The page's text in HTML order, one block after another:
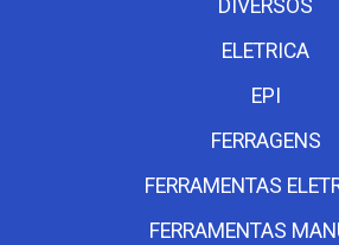
DIVERSOS
ELETRICA
EPI
FERRAGENS
FERRAMENTAS
FERRAMENTAS